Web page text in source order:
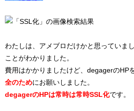
わたしは、アメブロだけかと思っていま
ことがわかりました。
費用はかかりましたけど、degagerのHP
全のためにお願いしました。
degagerのHPは常時は常時SSL化です。